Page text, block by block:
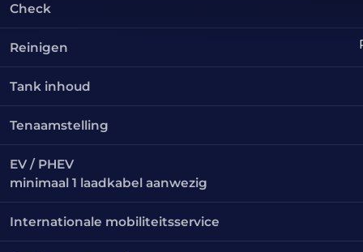
Check
Reinigen
Tank inhoud
Tenaamstelling
EV / PHEV
minimaal 1 laadkabel aanwezig
Internationale mobiliteitsservice